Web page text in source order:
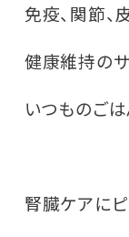
免疫、関節、
健康維持のサ
いつものご
腎臓ケアに